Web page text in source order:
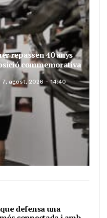
repassen 40 anys
commemorativa
7, agost, 2026 - 14:40
defensa una